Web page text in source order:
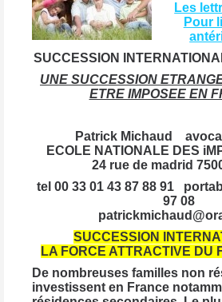
Les
Pour
SUCCESSION
UNE SUCCESSION
ETRE IMPOSEE EN
Patrick Michaud
ECOLE NATIONALE DES
24 rue de madrid
tel 00 33 01 43 87 88 91
97 08
SUCCESSION
LA FORCE ATTRACTIVE DU
De nombreuses familles non
investissent en France